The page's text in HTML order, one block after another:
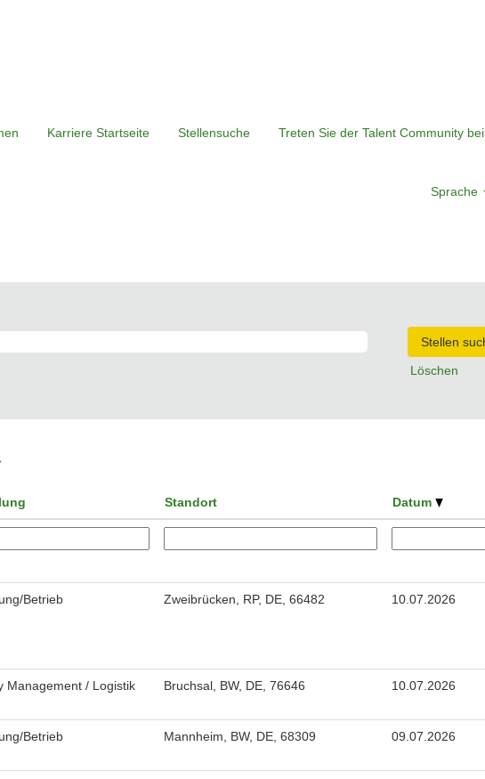
Karriere Startseite Stellensuche Treten Sie der Talent Community bei
Sprache
Löschen
Standort Datum
Betrieb Zweibrücken, RP, DE, 66482 10.07.2026
Management / Logistik Bruchsal, BW, DE, 76646 10.07.2026
Betrieb Mannheim, BW, DE, 68309 09.07.2026